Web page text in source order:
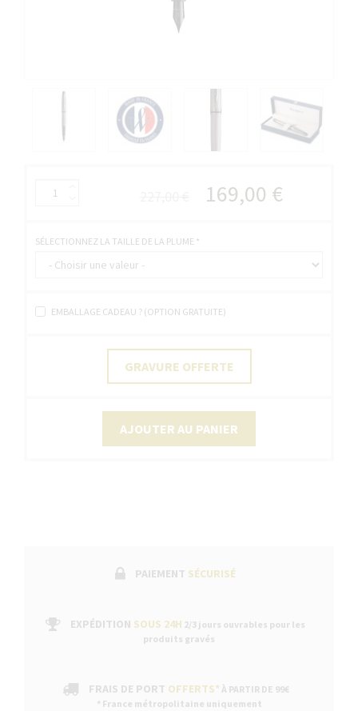
169,00 €
SÉLECTIONNEZ LA TAILLE DE LA PLUME *
EMBALLAGE CADEAU ? (OPTION GRATUITE)
GRAVURE OFFERTE
AJOUTER AU PANIER
PAIEMENT SÉCURISÉ
EXPÉDITION SOUS 24H 2/3 jours ouvrables pour les
produits gravés
FRAIS DE PORT OFFERTS* À PARTIR DE 99€
* France métropolitaine uniquement